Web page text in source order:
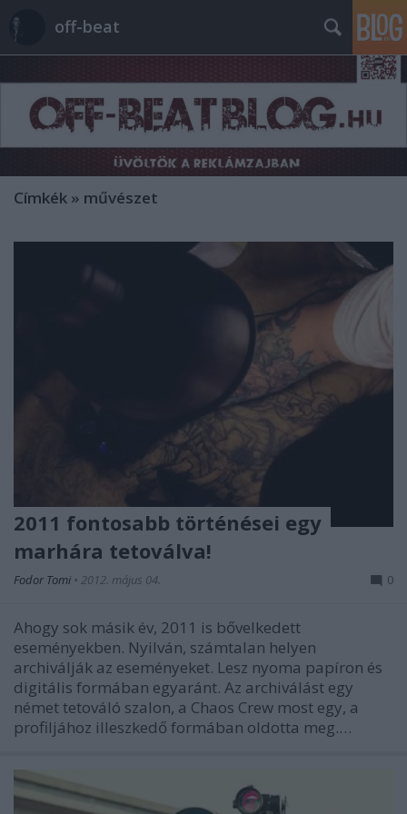
off-beat
Címkék » művészet
2011 fontosabb történései egy
marhára tetoválva!
Fodor Tomi • 2012. május 04. 0
Ahogy sok másik év, 2011 is bővelkedett
eseményekben. Nyilván, számtalan helyen
archiválják az eseményeket. Lesz nyoma papíron és
digitális formában egyaránt. Az archiválást egy
német tetováló szalon, a Chaos Crew most egy, a
profiljához illeszkedő formában oldotta meg.…